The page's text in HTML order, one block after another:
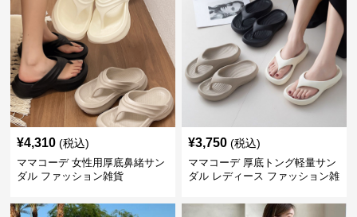
¥4,310 (税込)
ママコーデ 女性用厚底鼻緒サン
ダル ファッション雑貨
¥3,750 (税込)
ママコーデ 厚底トング軽量サン
ダル レディース ファッション雑